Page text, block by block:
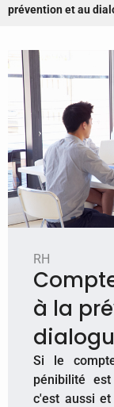
prévention et au
RH
à la
​Si le
pénibilité
c'est aussi